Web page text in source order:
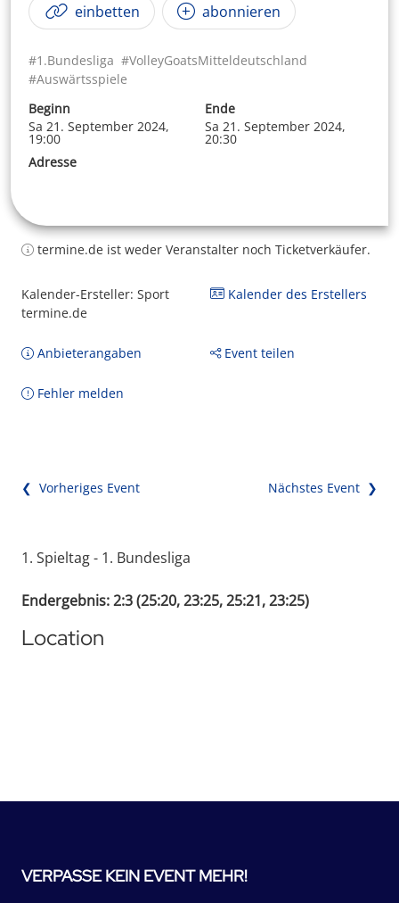
einbetten abonnieren
#1.Bundesliga #VolleyGoatsMitteldeutschland
#Auswärtsspiele
Beginn
Sa 21. September 2024,
19:00
Ende
Sa 21. September 2024,
20:30
Adresse
termine.de ist weder Veranstalter noch Ticketverkäufer.
Kalender-Ersteller: Sport
termine.de
Kalender des Erstellers
Anbieterangaben Event teilen
Fehler melden
❮ Vorheriges Event Nächstes Event ❯
1. Spieltag - 1. Bundesliga
Endergebnis: 2:3 (25:20, 23:25, 25:21, 23:25)
Location
VERPASSE KEIN EVENT MEHR!